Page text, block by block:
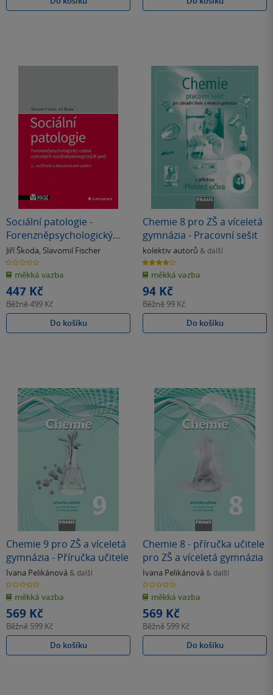
Sociální patologie -
Forenzněpsychologický
rozbor vybraných
sociálněpatologických jevů
Jiří Škoda, Slavomil Fischer
0.0
z
5
hvězdiček
měkká vazba
447 Kč
Běžně499 Kč
Do košíku
Chemie 8 pro ZŠ a víceletá
gymnázia - Pracovní sešit
kolektiv autorů & další
4.0
z
5
hvězdiček
měkká vazba
94 Kč
Běžně 99 Kč
Do košíku
Chemie 9 pro ZŠ a víceletá
gymnázia - Příručka učitele
Ivana Pelikánová & další
0.0
z
5
hvězdiček
měkká vazba
569 Kč
Běžně 599 Kč
Do košíku
Chemie 8 - příručka učitele
pro ZŠ a víceletá gymnázia
Ivana Pelikánová & další
0.0
z
5
hvězdiček
měkká vazba
569 Kč
Běžně 599 Kč
Do košíku